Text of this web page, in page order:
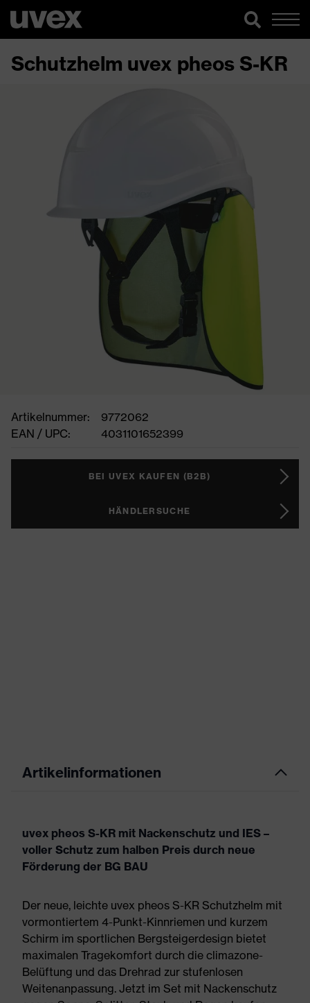
Schutzhelm uvex pheos S-KR
Artikelnummer:
9772062
EAN / UPC:
4031101652399
BEI UVEX KAUFEN (B2B)
HÄNDLERSUCHE
Artikelinformationen
uvex pheos S-KR mit Nackenschutz und IES –
voller Schutz zum halben Preis durch neue
Förderung der BG BAU
Der neue, leichte uvex pheos S-KR Schutzhelm mit
vormontiertem 4-Punkt-Kinnriemen und kurzem
Schirm im sportlichen Bergsteigerdesign bietet
maximalen Tragekomfort durch die climazone-
Belüftung und das Drehrad zur stufenlosen
Weitenanpassung. Jetzt im Set mit Nackenschutz